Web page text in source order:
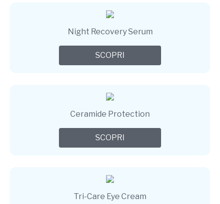
Night Recovery Serum
SCOPRI
Ceramide Protection
SCOPRI
Tri-Care Eye Cream